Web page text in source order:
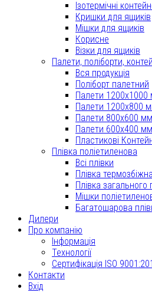
Ізотермічні
Кришки для ящиків
Мішки для ящиків
Корисне
Візки для ящиків
Палети, поліборти,
Вся продукція
Поліборт палетний
Палети 1200x1000
Палети 1200x800
Палети 800x600 мм
Палети 600x400 мм
Пластикові
Плівка поліетиленова
Всі плівки
Плівка термозбіжна
Плівка
Мішки
Багатошарова
Дилери
Про компанію
Інформація
Технології
Сертифікація ISO
Контакти
Вхід